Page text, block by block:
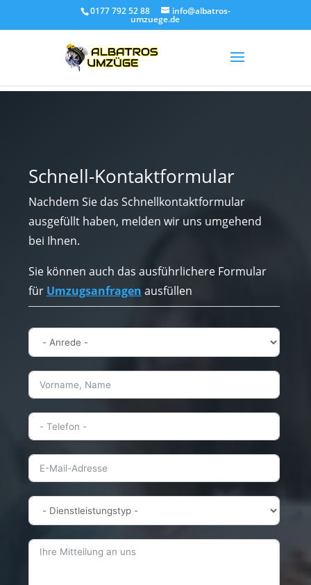
0177 792 52 88 info@albatros-
umzuege.de
Schnell-Kontaktformular
Nachdem Sie das Schnellkontaktformular
ausgefüllt haben, melden wir uns umgehend
bei Ihnen.
Sie können auch das ausführlichere Formular
für Umzugsanfragen ausfüllen